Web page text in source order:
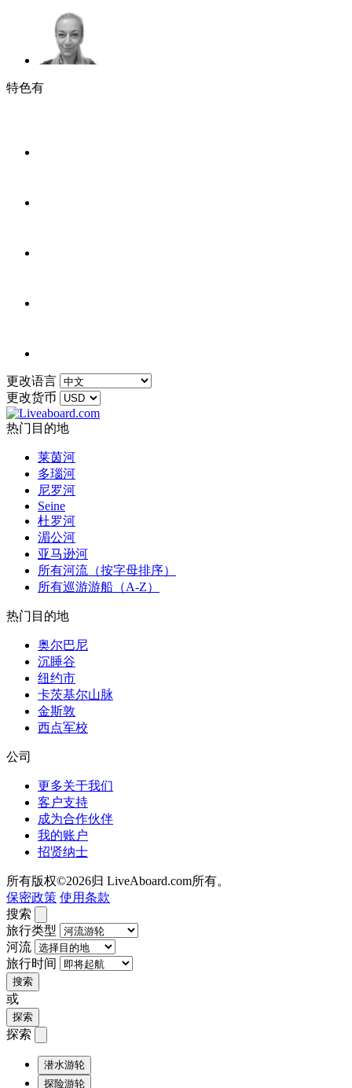
特色有
更改语言
更改货币
热门目的地
莱茵河
多瑙河
尼罗河
Seine
杜罗河
湄公河
亚马逊河
所有河流（按字母排序）
所有巡游游船（A-Z）
热门目的地
奥尔巴尼
沉睡谷
纽约市
卡茨基尔山脉
金斯敦
西点军校
公司
更多关于我们
客户支持
成为合作伙伴
我的账户
招贤纳士
所有版权©2026归 LiveAboard.com所有。
保密政策 使用条款
搜索
旅行类型
河流
旅行时间
搜索
或
探索
探索
潜水游轮
探险游轮